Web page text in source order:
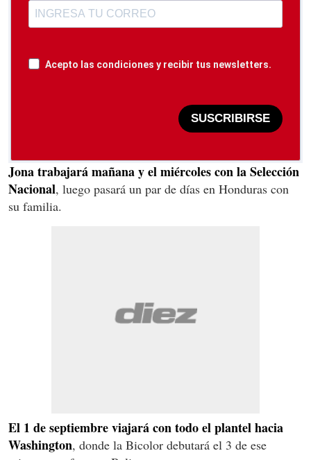
Acepto las condiciones y recibir tus newsletters.
SUSCRIBIRSE
Jona trabajará mañana y el miércoles con la Selección
Nacional, luego pasará un par de días en Honduras con
su familia.
El 1 de septiembre viajará con todo el plantel hacia
Washington, donde la Bicolor debutará el 3 de ese